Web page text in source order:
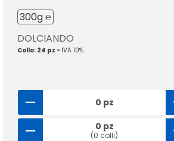
300g ℮
DOLCIANDO
Collo: 24 pz - IVA 10%
0 pz
0 pz
(0 colli)